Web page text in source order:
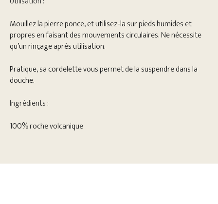
Mouillez la pierre ponce, et utilisez-la sur pieds humides et
propres en faisant des mouvements circulaires. Ne nécessite
qu’un rinçage après utilisation.
Pratique, sa cordelette vous permet de la suspendre dans la
douche.
Ingrédients :
100% roche volcanique